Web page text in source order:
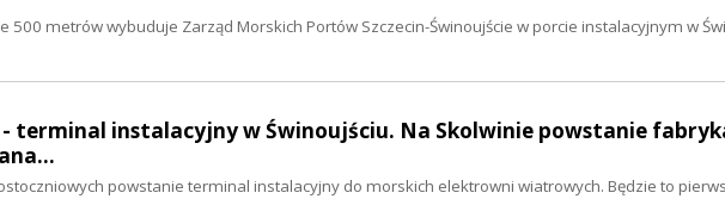
500 metrów wybuduje Zarząd Morskich Portów Szczecin-Świnoujście w porcie instalacyjnym w
- terminal instalacyjny w Świnoujściu. Na Skolwinie powstanie
powstanie terminal instalacyjny do morskich elektrowni wiatrowych. Będzie to